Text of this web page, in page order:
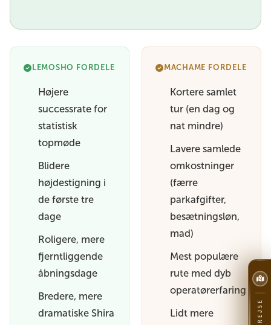
LEMOSHO FORDELE
Højere
successrate for
statistisk
topmøde
Blidere
højdestigning i
de første tre
dage
Roligere, mere
fjerntliggende
åbningsdage
Bredere, mere
dramatiske Shira
MACHAME FORDELE
Kortere samlet
tur (en dag og
nat mindre)
Lavere samlede
omkostninger
(færre
parkafgifter,
besætningsløn,
mad)
Mest populære
rute med dyb
operatørerfaring
Lidt mere